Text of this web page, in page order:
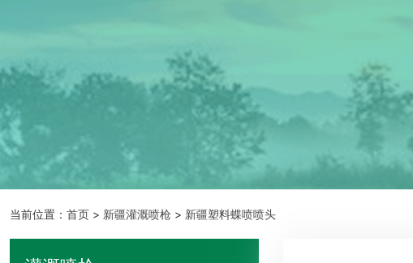
当前位置： 首页 > 新疆灌溉喷枪 > 新疆塑料蝶喷喷头